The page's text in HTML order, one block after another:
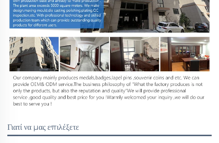
Γιατί να μας επιλέξετε